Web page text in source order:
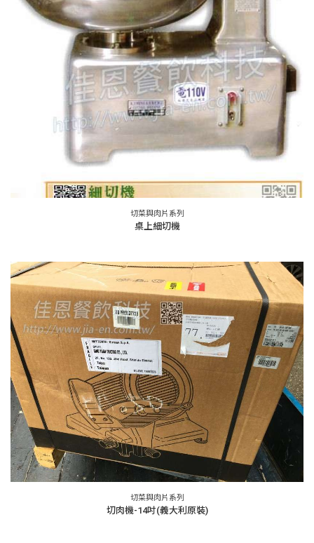
切菜與肉片系列
桌上細切機
切菜與肉片系列
切肉機-14吋(義大利原裝)